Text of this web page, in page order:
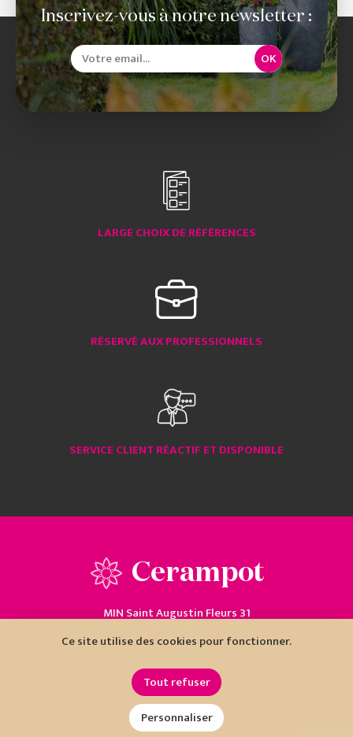
Inscrivez-vous à notre newsletter :
OK
LARGE CHOIX DE RÉFÉRENCES
RÉSERVÉ AUX PROFESSIONNELS
SERVICE CLIENT RÉACTIF ET DISPONIBLE
Cerampot
MIN Saint Augustin Fleurs 31
04 93 18 80 10
Ce site utilise des cookies pour fonctionner.
Tout refuser
Personnaliser